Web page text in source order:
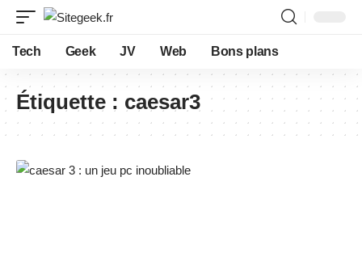
Tech Geek JV Web Bons plans
Étiquette : caesar3